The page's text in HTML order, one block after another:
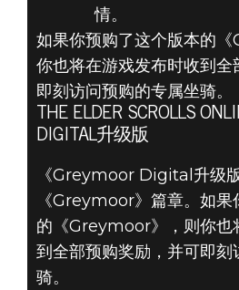
情。
如果你预购了这个版本的
你也将在游戏发布时收到全
即刻访问预购的专属坐骑。
THE ELDER SCROLLS
DIGITAL升级版
《Greymoor Digital升级
《Greymoor》篇章。如果
的《Greymoor》，则你也
到全部预购奖励，并可即刻
骑。